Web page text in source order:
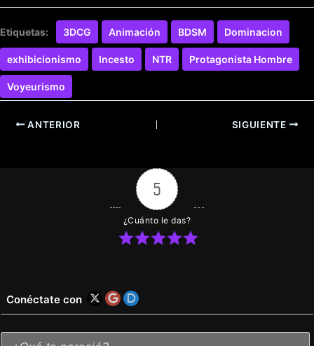
Etiquetas: 3DCG Animación BDSM Dominacion
exhibicionismo Incesto NTR Protagonista Hombre
Voyeurismo
ANTERIOR SIGUIENTE
5
¿Cuánto le das?
Conéctate con